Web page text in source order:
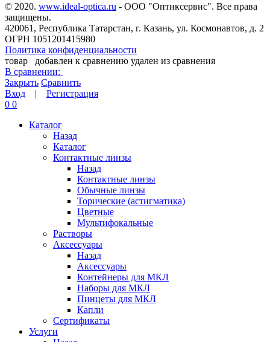
© 2020. www.ideal-optica.ru - ООО "Оптиксервис". Все права
защищены.
420061, Республика Татарстан, г. Казань, ул. Космонавтов, д. 2
ОГРН 1051201415980
Политика конфиденциальности
товар
добавлен к сравнению удален из сравнения
В сравнении:
Закрыть Сравнить
Вход | Регистрация
0 0
Каталог
Назад
Каталог
Контактные линзы
Назад
Контактные линзы
Обычные линзы
Торические (астигматика)
Цветные
Мультифокальные
Растворы
Аксессуары
Назад
Аксессуары
Контейнеры для МКЛ
Наборы для МКЛ
Пинцеты для МКЛ
Капли
Сертификаты
Услуги